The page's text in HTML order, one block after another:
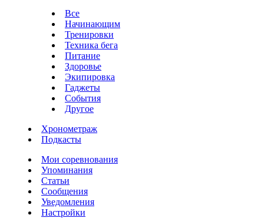
Все
Начинающим
Тренировки
Техника бега
Питание
Здоровье
Экипировка
Гаджеты
События
Другое
Хронометраж
Подкасты
Мои соревнования
Упоминания
Статьи
Сообщения
Уведомления
Настройки